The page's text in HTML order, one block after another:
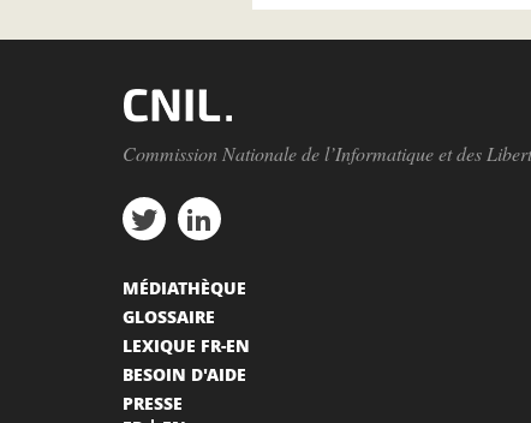
Commission Nationale de l’Informatique et des
MÉDIATHÈQUE
GLOSSAIRE
LEXIQUE FR-EN
BESOIN D'AIDE
PRESSE